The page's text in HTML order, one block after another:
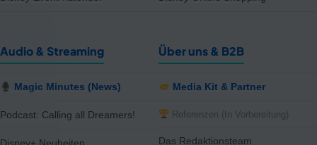
Audio & Streaming
Magic Minutes (News)
Podcast: Calling all Dreamers!
Über uns & B2B
Media Kit & Partner
Referenzen (In Vorbereitung)
Das Redaktionsteam